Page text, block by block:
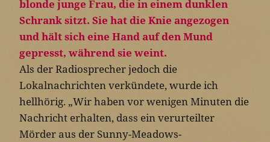
Als der Radiosprecher jedoch die
Lokalnachrichten verkündete, wurde ich
hellhörig. „Wir haben vor wenigen Minuten die
Nachricht erhalten, dass ein verurteilter
Mörder aus der Sunny-Meadows-